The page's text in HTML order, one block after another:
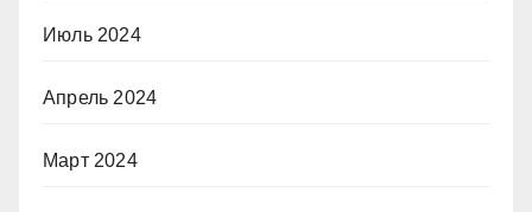
Июль 2024
Апрель 2024
Март 2024